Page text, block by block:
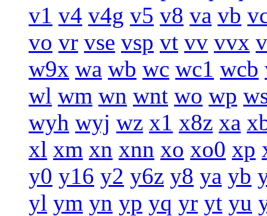
v1 v4 v4g v5 v8 va vb
vo vr vse vsp vt vv vvx
w9x wa wb wc wc1 wcb
wl wm wn wnt wo wp
wyh wyj wz x1 x8z xa
xl xm xn xnn xo xo0 xp
y0 y16 y2 y6z y8 ya yb
yl ym yn yp yq yr yt yu